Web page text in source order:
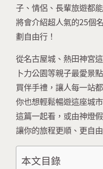
子、情侶、長輩旅遊都
將會介紹超人氣的25個
劃自由行！
從名古屋城、熱田神宮
卜力公園等親子最愛景
買伴手禮，讓人每一站
你也想輕鬆暢遊這座城
這篇一起看，或由神燈
讓你的旅程更順、更自
本文目錄